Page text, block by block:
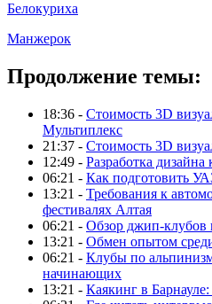
Белокуриха
Манжерок
Продолжение темы:
18:36 - Стоимость 3D
Мультиплекс
21:37 - Стоимость 3D
12:49 - Разработка
06:21 - Как подготовить
13:21 - Требования к
фестивалях Алтая
06:21 - Обзор джип-клубов
13:21 - Обмен опытом
06:21 - Клубы по
начинающих
13:21 - Каякинг в